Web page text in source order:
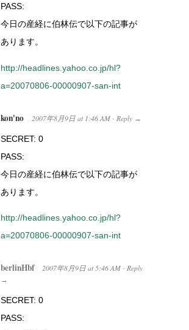
PASS:
今日の産経に伯林伝で以下の記事が
あります。
http://headlines.yahoo.co.jp/hl?
a=20070806-00000907-san-int
kon'no 2007年8月9日 at 1:46 AM · Reply →
SECRET: 0
PASS:
今日の産経に伯林伝で以下の記事が
あります。
http://headlines.yahoo.co.jp/hl?
a=20070806-00000907-san-int
berlinHbf 2007年8月9日 at 5:46 AM · Reply
→
SECRET: 0
PASS: